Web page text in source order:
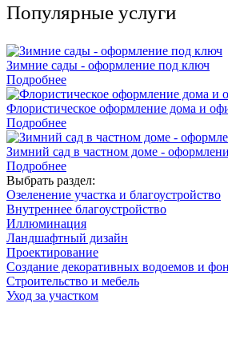
Популярные услуги
Зимние сады - оформление под ключ
Подробнее
Флористическое оформление дома и
Подробнее
Зимний сад в частном доме -
Подробнее
Выбрать раздел:
Озеленение участка и благоустройство
Внутреннее благоустройство
Иллюминация
Ландшафтный дизайн
Проектирование
Создание декоративных водоемов и
Строительство и мебель
Уход за участком